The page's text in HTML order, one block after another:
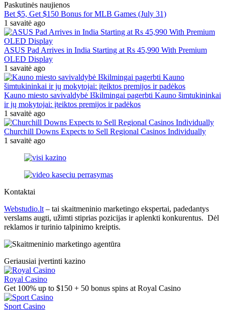
Paskutinės naujienos
Bet $5, Get $150 Bonus for MLB Games (July 31)
1 savaitė ago
ASUS Pad Arrives in India Starting at Rs 45,990 With Premium
OLED Display
1 savaitė ago
Kauno miesto savivaldybė Iškilmingai pagerbti Kauno šimtukininkai
ir jų mokytojai: įteiktos premijos ir padėkos
1 savaitė ago
Churchill Downs Expects to Sell Regional Casinos Individually
1 savaitė ago
Kontaktai
Webstudio.lt – tai skaitmeninio marketingo ekspertai, padedantys
verslams augti, užimti stiprias pozicijas ir aplenkti konkurentus. Dėl
reklamos ir turinio talpinimo kreiptis.
Geriausiai įvertinti kazino
Royal Casino
Get 100% up to $150 + 50 bonus spins at Royal Casino
Sport Casino